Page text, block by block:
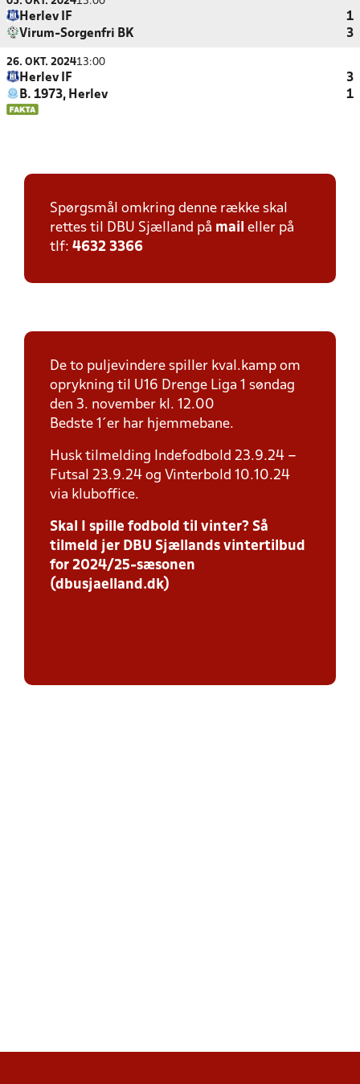
Herlev IF
1
Virum-Sorgenfri BK
3
26. OKT. 202413:00
Herlev IF
3
B. 1973, Herlev
1
Spørgsmål omkring denne række skal
rettes til DBU Sjælland på mail eller på
tlf: 4632 3366
De to puljevindere spiller kval.kamp om
oprykning til U16 Drenge Liga 1 søndag
den 3. november kl. 12.00
Bedste 1´er har hjemmebane.
Husk tilmelding Indefodbold 23.9.24 –
Futsal 23.9.24 og Vinterbold 10.10.24
via kluboffice.
Skal I spille fodbold til vinter? Så
tilmeld jer DBU Sjællands vintertilbud
for 2024/25-sæsonen
(dbusjaelland.dk)